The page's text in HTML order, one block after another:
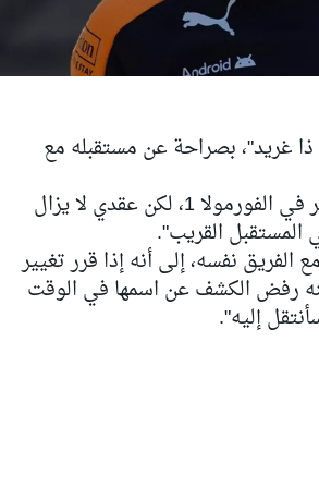
غريد"، بصراحة عن مستقبله مع
حيث قال: "على الأرجح نعم. لا أعرف كم من الوقت سأستمر في الفورمولا 1، لكن عقدي لا يزال
المستقبل القريب".
نفسه، إلى أنه إذا قرر تغيير
رفض الكشف عن اسمها في الوقت
إليه".